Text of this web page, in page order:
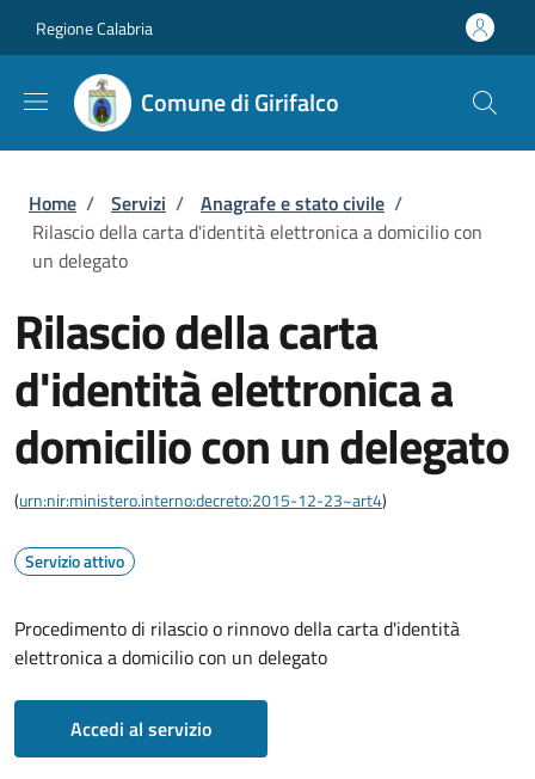
Regione Calabria
Comune di Girifalco
Briciole di pane
Home / Servizi / Anagrafe e stato civile /
Rilascio della carta d'identità elettronica a domicilio con
un delegato
Rilascio della carta
d'identità elettronica a
domicilio con un delegato
(urn:nir:ministero.interno:decreto:2015-12-23~art4)
Servizio attivo
Procedimento di rilascio o rinnovo della carta d'identità
elettronica a domicilio con un delegato
Accedi al servizio